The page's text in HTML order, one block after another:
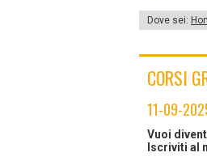
Dove sei:
CORSI
11-09-
Vuoi
Iscriviti al